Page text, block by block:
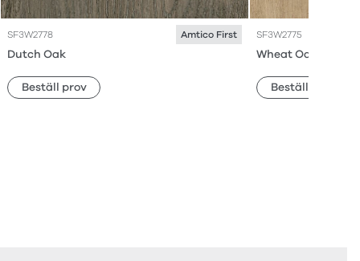
SF3W2778 Amtico First
Dutch Oak
Beställ prov
SF3W2775
Wheat Oak
Beställ prov